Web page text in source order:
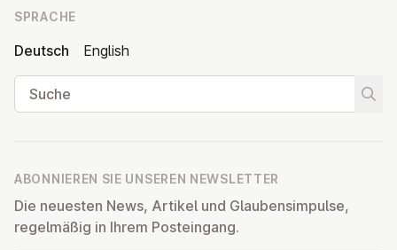
SPRACHE
Deutsch
English
Suche
ABONNIEREN SIE UNSEREN NEWSLETTER
Die neuesten News, Artikel und Glaubensimpulse,
regelmäßig in Ihrem Posteingang.